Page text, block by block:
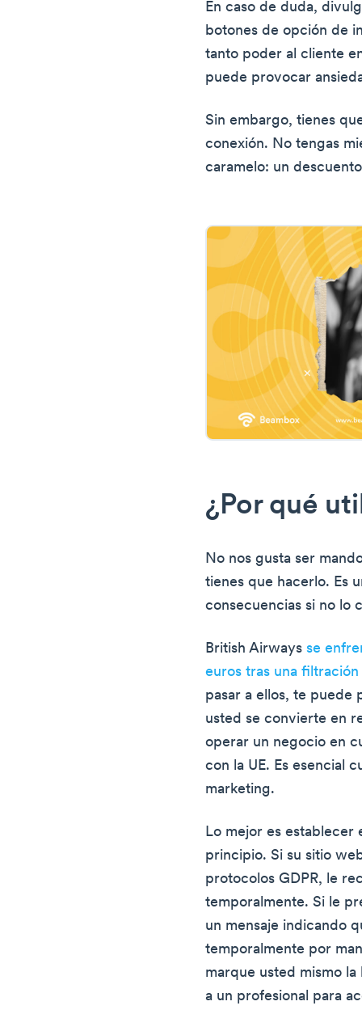
En caso de duda,
botones de opción de
tanto poder al cliente
puede provocar
Sin embargo, tienes
conexión. No tengas
caramelo: un
¿Por qué
No nos gusta ser
tienes que hacerlo. Es
consecuencias si no lo
British Airwaysse
euros tras una
pasar a ellos, te puede
usted se convierte en
operar un negocio en
con la UE. Es esencial
marketing.
Lo mejor es establecer
principio. Si su sitio
protocolos GDPR, le
temporalmente. Si le
un mensaje indicando
temporalmente por
marque usted mismo
a un profesional para